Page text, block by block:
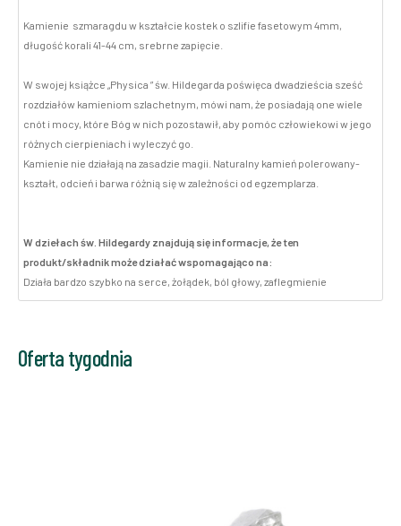
Kamienie szmaragdu w kształcie kostek o szlifie fasetowym 4mm,
długość korali 41-44 cm, srebrne zapięcie.
W swojej książce „Physica ” św. Hildegarda poświęca dwadzieścia sześć
rozdziałów kamieniom szlachetnym, mówi nam, że posiadają one wiele
cnót i mocy, które Bóg w nich pozostawił, aby pomóc człowiekowi w jego
różnych cierpieniach i wyleczyć go.
Kamienie nie działają na zasadzie magii. Naturalny kamień polerowany-
kształt, odcień i barwa różnią się w zależności od egzemplarza.
W dziełach św. Hildegardy znajdują się informacje, że ten
produkt/składnik może działać wspomagająco na:
Działa bardzo szybko na serce, żołądek, ból głowy, zaflegmienie
Oferta tygodnia